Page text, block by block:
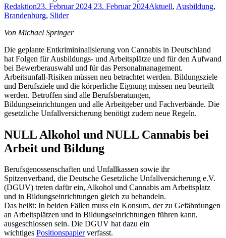
Redaktion23. Februar 2024 23. Februar 2024Aktuell, Ausbildung,
Brandenburg, Slider
Von Michael Springer
Die geplante Entkrimininalisierung von Cannabis in Deutschland
hat Folgen für Ausbildungs- und Arbeitsplätze und für den Aufwand
bei Bewerberauswahl und für das Personalmanagement.
Arbeitsunfall-Risiken müssen neu betrachtet werden. Bildungsziele
und Berufsziele und die körperliche Eignung müssen neu beurteilt
werden. Betroffen sind alle Berufsberatungen,
Bildungseinrichtungen und alle Arbeitgeber und Fachverbände. Die
gesetzliche Unfallversicherung benötigt zudem neue Regeln.
NULL Alkohol und NULL Cannabis bei
Arbeit und Bildung
Berufsgenossenschaften und Unfallkassen sowie ihr
Spitzenverband, die Deutsche Gesetzliche Unfallversicherung e.V.
(DGUV) treten dafür ein, Alkohol und Cannabis am Arbeitsplatz
und in Bildungseinrichtungen gleich zu behandeln.
Das heißt: In beiden Fällen muss ein Konsum, der zu Gefährdungen
an Arbeitsplätzen und in Bildungseinrichtungen führen kann,
ausgeschlossen sein. Die DGUV hat dazu ein
wichtiges Positionspapierverfasst.